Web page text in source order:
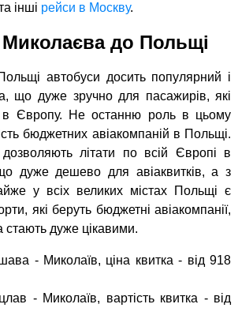
інші рейси в Москву.
до Польщі
автобуси досить популярний і
що дуже зручно для пасажирів, які
в Європу. Не останню роль в цьому
бюджетних авіакомпаній в Польщі.
дозволяють літати по всій Європі в
дуже дешево для авіаквитків, а з
у всіх великих містах Польщі є
які беруть бюджетні авіакомпанії,
стають дуже цікавими.
- Миколаїв, ціна квитка - від 918
- Миколаїв, вартість квитка - від